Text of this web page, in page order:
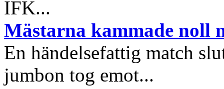
IFK...
Mästarna kammade noll
En händelsefattig match
jumbon tog emot...